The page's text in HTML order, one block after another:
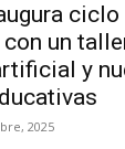
ciclo
un
y
2025